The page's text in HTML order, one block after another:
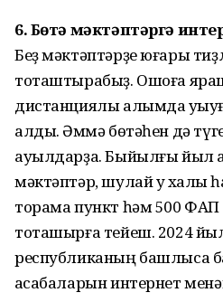
6. Бөтә мәктәптәргә
Беҙ мәктәптәрҙе юғары
тоташтырабыҙ. Ошоға
дистанциялы алымда
алдыҡ. Әммә бөтәһен дә
ауылдарҙа. Быйылғы йыл
мәктәптәр, шулай уҡ халыҡ
торама пункт һәм 500 ФАП
тоташырға тейеш. 2024
республиканың башлыса
ҡасабаларын интернет